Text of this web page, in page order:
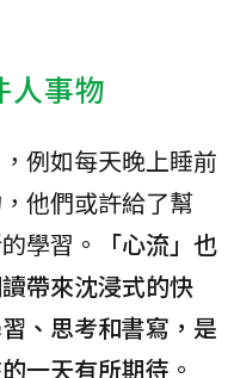
人事物
例如每天晚上睡前
他們或許給了幫
學習。
「心流」也
帶來沈浸式的快
、思考和書寫，是
一天有所期待 。